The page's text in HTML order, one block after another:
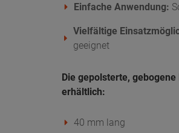
Einfache Anwendung:
Vielfältige
geeignet
Die gepolsterte,
erhältlich:
40 mm lang